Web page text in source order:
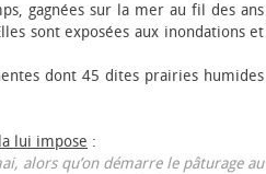
gagnées sur la mer au fil des ans
sont exposées aux inondations et
dont 45 dites prairies humides
lui impose :
alors qu’on démarre le pâturage au